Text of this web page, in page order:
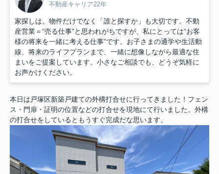
不動産キャリア22年
家探しは、物件だけでなく「誰と探すか」も大切です。不動
産営業＝“売る仕事”と思われがちですが、私にとっては“お客
様の将来を一緒に考える仕事”です。お子さまの通学や生活動
線、将来のライフプランまで、一緒に想像しながら最適な住
まいをご提案しています。小さなご相談でも、どうぞ気軽に
お声かけください。
本日は戸塚区新築戸建ての外構打合せに行ってきました！ フェン
ス・門扉・証明の位置などの打合せを現地にて行いました。外構
の打合せをしているともうすぐ完成だな思います。